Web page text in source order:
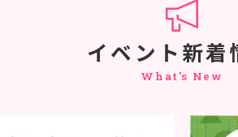
イベント新着
What's New